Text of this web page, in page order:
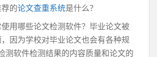
的论文查重系统是什么？
用哪些论文检测软件？毕业论文被
因为学校对毕业论文也会有各种规
测软件检测结果的内容质量和论文的